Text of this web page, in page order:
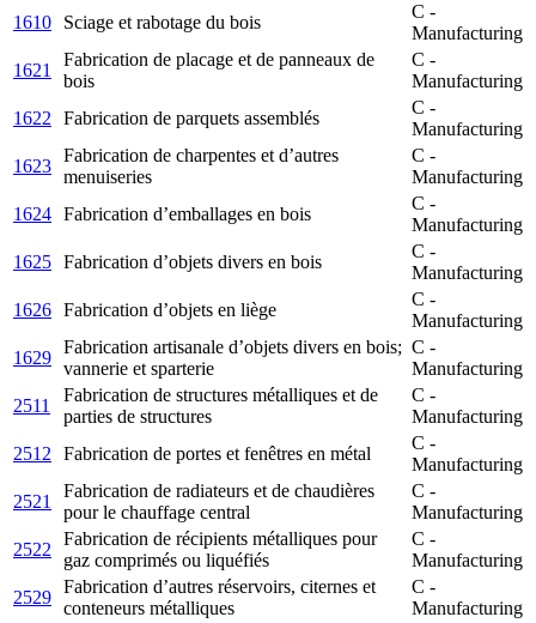
1610
Sciage et rabotage du bois
C -
Manufacturing
1621
Fabrication de placage et de panneaux de
bois
C -
Manufacturing
1622
Fabrication de parquets assemblés
C -
Manufacturing
1623
Fabrication de charpentes et d’autres
menuiseries
C -
Manufacturing
1624 Fabrication d’emballages en bois
C -
Manufacturing
1625 Fabrication d’objets divers en bois
C -
Manufacturing
1626 Fabrication d’objets en liège
C -
Manufacturing
1629
Fabrication artisanale d’objets divers en bois;
vannerie et sparterie
C -
Manufacturing
2511
Fabrication de structures métalliques et de
parties de structures
C -
Manufacturing
2512
Fabrication de portes et fenêtres en métal
C -
Manufacturing
2521
Fabrication de radiateurs et de chaudières
pour le chauffage central
C -
Manufacturing
2522
Fabrication de récipients métalliques pour
gaz comprimés ou liquéfiés
C -
Manufacturing
2529
Fabrication d’autres réservoirs, citernes et
conteneurs métalliques
C -
Manufacturing